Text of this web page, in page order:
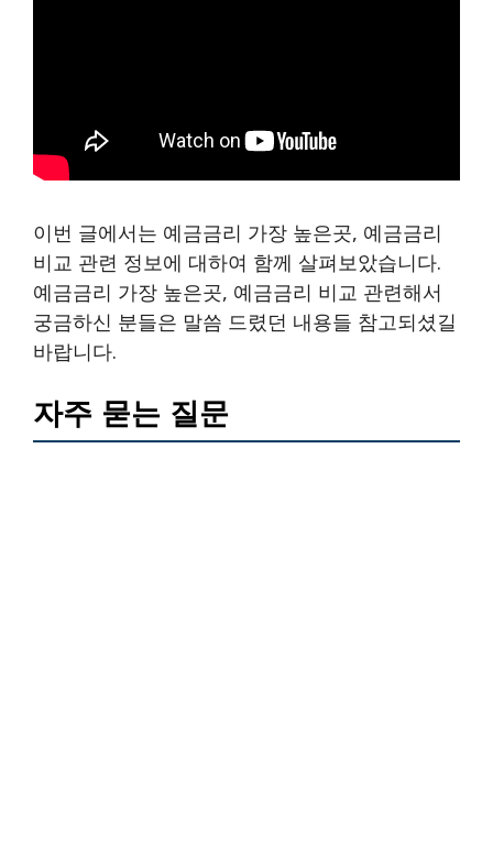
이번 글에서는 예금금리 가장 높은곳, 예금금리
비교 관련 정보에 대하여 함께 살펴보았습니다.
예금금리 가장 높은곳, 예금금리 비교 관련해서
궁금하신 분들은 말씀 드렸던 내용들 참고되셨길
바랍니다.
자주 묻는 질문